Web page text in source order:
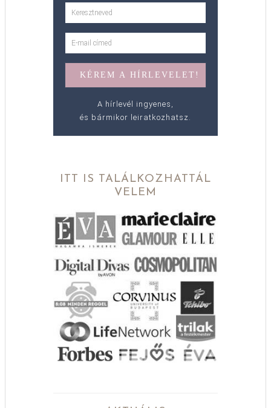
A hírlevél ingyenes,
és bármikor leiratkozhatsz.
ITT IS TALÁLKOZHATTÁL
VELEM